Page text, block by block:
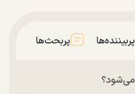
پربیننده‌ها پربحث‌ها
می‌شود؟